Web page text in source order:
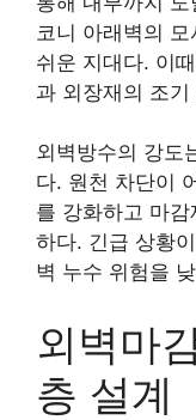
코니 아래벽의
쉬운 지대다. 이
과 외장재의 조
외벽방수의 강도
다. 원천 차단이
를 강화하고 마
하다. 긴급 상황
벽 누수 위험을
외벽마
층 설계